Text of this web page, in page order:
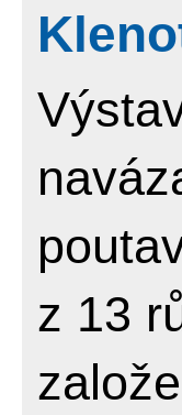
z 13